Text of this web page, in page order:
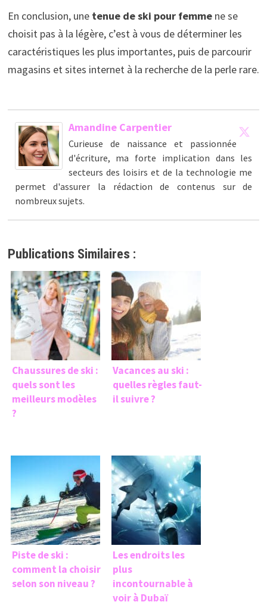
En conclusion, une tenue de ski pour femme ne se
choisit pas à la légère, c’est à vous de déterminer les
caractéristiques les plus importantes, puis de parcourir
magasins et sites internet à la recherche de la perle rare.
Amandine Carpentier
Curieuse de naissance et passionnée
d'écriture, ma forte implication dans les
secteurs des loisirs et de la technologie me
permet d'assurer la rédaction de contenus sur de
nombreux sujets.
Publications Similaires :
Chaussures de ski :
quels sont les
meilleurs modèles
?
Vacances au ski :
quelles règles faut-
il suivre ?
Piste de ski :
comment la choisir
selon son niveau ?
Les endroits les
plus
incontournable à
voir à Dubaï